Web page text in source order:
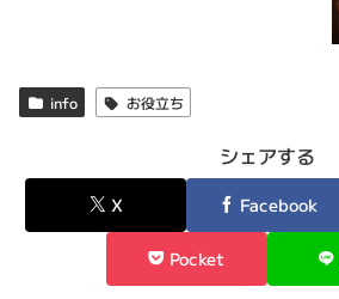
info お役立ち
シェアする
X Facebook
Pocket